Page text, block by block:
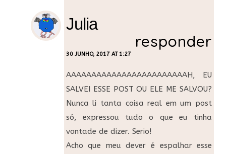
Julia
30 JUNHO, 2017 AT 1:27
responder
AAAAAAAAAAAAAAAAAAAAAAAAH, EU
SALVEI ESSE POST OU ELE ME SALVOU?
Nunca li tanta coisa real em um post
só, expressou tudo o que eu tinha
vontade de dizer. Serio!
Acho que meu dever é espalhar esse